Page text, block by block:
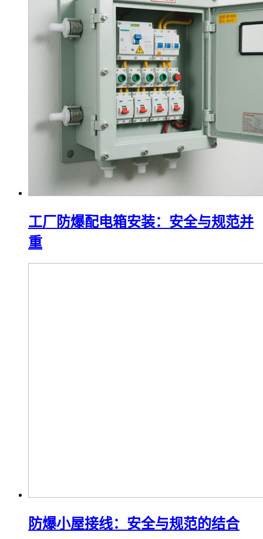
工厂防爆配电箱安装：安全与规范并
重
防爆小屋接线：安全与规范的结合